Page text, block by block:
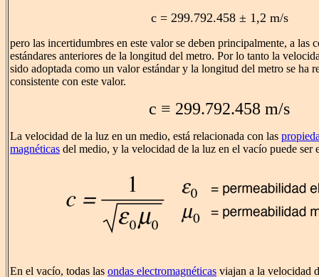
c = 299.792.458 ± 1,2 m/s
pero las incertidumbres en este valor se deben principalmente, a las
estándares anteriores de la longitud del metro. Por lo tanto la
sido adoptada como un valor estándar y la longitud del metro se ha
consistente con este valor.
c ≡ 299.792.458 m/s
La velocidad de la luz en un medio, está relacionada con las
magnéticas del medio, y la velocidad de la luz en el vacío puede ser
En el vacío, todas las ondas electromagnéticas viajan a la velocidad